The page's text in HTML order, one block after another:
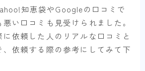
知恵袋やGoogleの口コミで
い口コミも見受けられました。
依頼した人のリアルな口コミと
、依頼する際の参考にしてみて下